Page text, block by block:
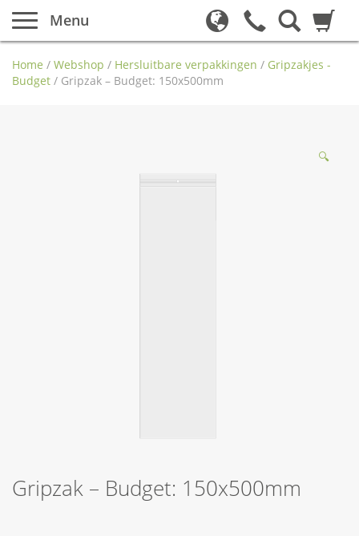
Menu
Home / Webshop / Hersluitbare verpakkingen / Gripzakjes -
Budget / Gripzak – Budget: 150x500mm
🔍
Gripzak – Budget: 150x500mm